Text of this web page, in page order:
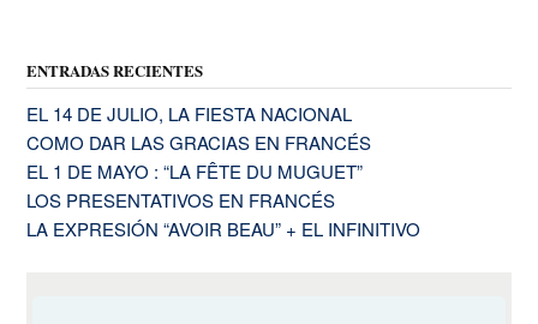
ENTRADAS RECIENTES
EL 14 DE JULIO, LA FIESTA NACIONAL
COMO DAR LAS GRACIAS EN FRANCÉS
EL 1 DE MAYO : “LA FÊTE DU MUGUET”
LOS PRESENTATIVOS EN FRANCÉS
LA EXPRESIÓN “AVOIR BEAU” + EL INFINITIVO